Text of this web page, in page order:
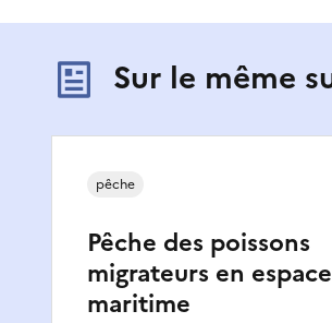
Sur le même
Pêche des poissons
migrateurs en espace
maritime
pêche